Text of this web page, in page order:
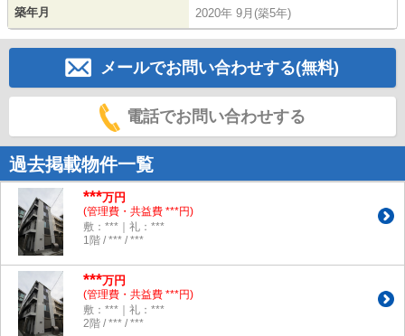
築年月 2020年 9月(築5年)
メールでお問い合わせする(無料)
電話でお問い合わせする
過去掲載物件一覧
***万円
(管理費・共益費 ***円)
敷：***｜礼：***
1階 / *** / ***
***万円
(管理費・共益費 ***円)
敷：***｜礼：***
2階 / *** / ***